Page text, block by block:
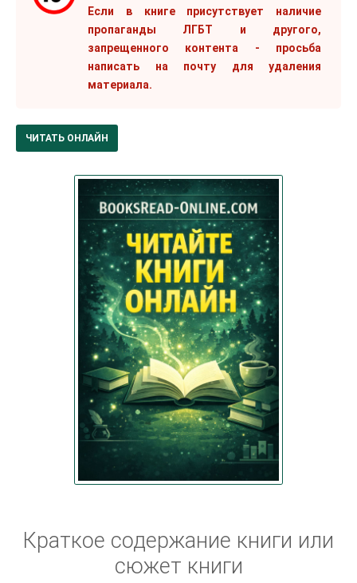
Если в книге присутствует наличие
пропаганды ЛГБТ и другого,
запрещенного контента - просьба
написать на почту для удаления
материала.
ЧИТАТЬ ОНЛАЙН
Краткое содержание книги или
сюжет книги